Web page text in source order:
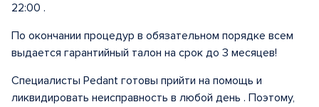
22:00 .
По окончании процедур в обязательном порядке всем
выдается гарантийный талон на срок до 3 месяцев!
Специалисты Pedant готовы прийти на помощь и
ликвидировать неисправность в любой день . Поэтому,